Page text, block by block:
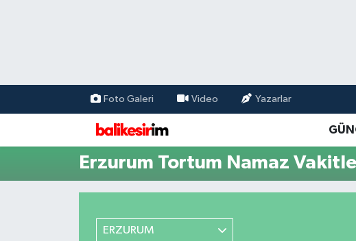
Foto Galeri Video Yazarlar
Erzurum Tortum Namaz
ERZURUM